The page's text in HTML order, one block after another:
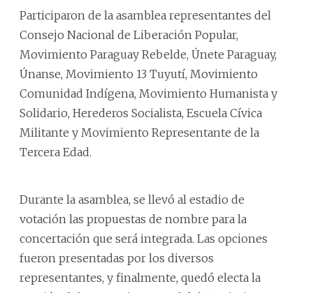
Participaron de la asamblea representantes del
Consejo Nacional de Liberación Popular,
Movimiento Paraguay Rebelde, Únete Paraguay,
Únanse, Movimiento 13 Tuyutí, Movimiento
Comunidad Indígena, Movimiento Humanista y
Solidario, Herederos Socialista, Escuela Cívica
Militante y Movimiento Representante de la
Tercera Edad.
Durante la asamblea, se llevó al estadio de
votación las propuestas de nombre para la
concertación que será integrada. Las opciones
fueron presentadas por los diversos
representantes, y finalmente, quedó electa la